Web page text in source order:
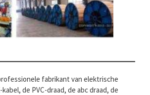
fabrikant van elektrische
de PVC-draad, de abc draad, de